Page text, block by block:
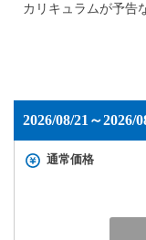
カリキュラムが予告
2026/08/21～2026/
通常価格